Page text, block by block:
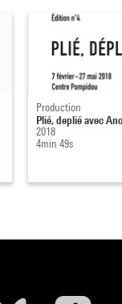
Production
Plié, deplié avec
2018
4min 49s